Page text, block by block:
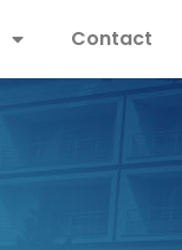
Contact